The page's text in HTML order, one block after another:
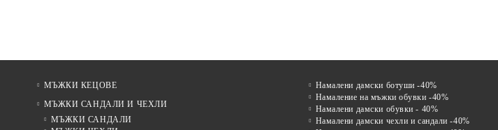
МЪЖКИ КЕЦОВЕ
МЪЖКИ САНДАЛИ И ЧЕХЛИ
МЪЖКИ САНДАЛИ
Намалени дамски ботуши -40%
Намаление на мъжки обувки -40%
Намалени дамски обувки - 40%
Намалени дамски чехли и сандали -40%